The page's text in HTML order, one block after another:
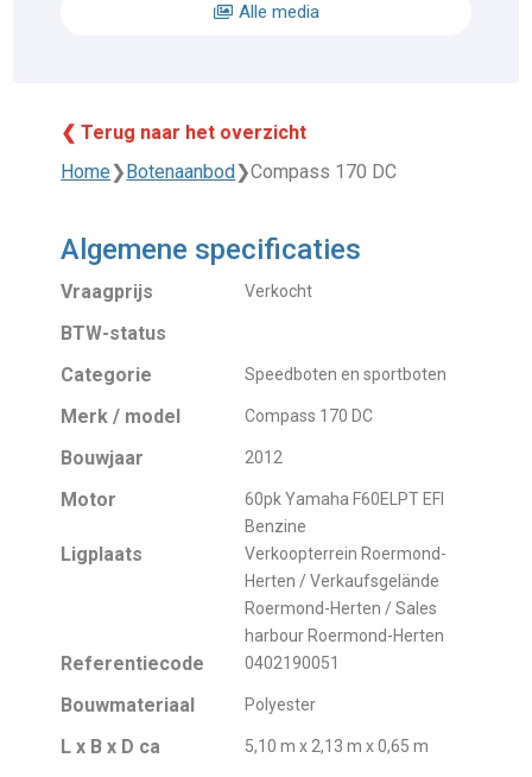
Alle media
❮ Terug naar het overzicht
Home❯ Botenaanbod ❯Compass 170 DC
Algemene specificaties
Vraagprijs Verkocht
BTW-status
Categorie
Speedboten en sportboten
Merk / model Compass 170 DC
Bouwjaar 2012
Motor
60pk Yamaha F60ELPT EFI
Benzine
Ligplaats
Verkoopterrein Roermond-
Herten / Verkaufsgelände
Roermond-Herten / Sales
harbour Roermond-Herten
Referentiecode 0402190051
Bouwmateriaal Polyester
L x B x D ca 5,10 m x 2,13 m x 0,65 m